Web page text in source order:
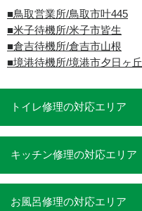
■鳥取営業所/鳥取市叶445
■米子待機所/米子市皆生
■倉吉待機所/倉吉市山根
■境港待機所/境港市夕日ヶ丘
トイレ修理の対応エリア
キッチン修理の対応エリア
お風呂修理の対応エリア